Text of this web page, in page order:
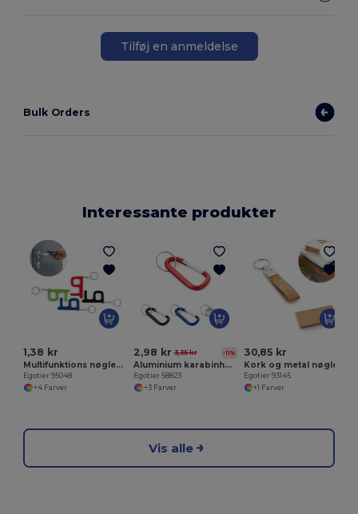
Tilføj en anmeldelse
Bulk Orders
Interessante produkter
1,38 kr
Multifunktions nøglering
Egotier 95048
+4 Farver
2,98 kr 3,35 kr -11%
Aluminium karabinhage med nøglering
Egotier 58823
+3 Farver
30,85 kr
Egotier 93145
+1 Farver
Vis alle